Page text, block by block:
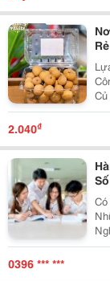
Rẻ
2.040₫
0396 *** ***